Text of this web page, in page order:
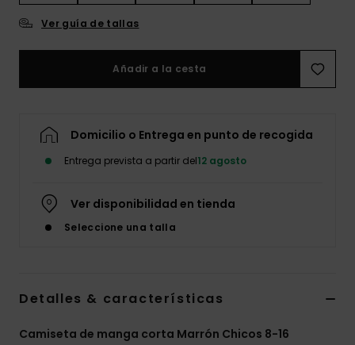
Ver guía de tallas
Añadir a la cesta
Domicilio o Entrega en punto de recogida
Entrega prevista a partir del12 agosto
Ver disponibilidad en tienda
Seleccione una talla
Detalles & características
Camiseta de manga corta Marrón Chicos 8-16